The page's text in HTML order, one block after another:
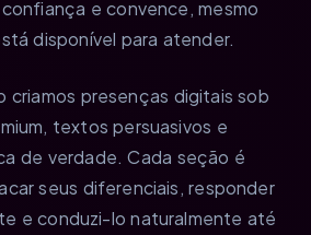
e convence, mesmo
disponível para atender.
criamos presenças digitais sob
textos persuasivos e
de verdade. Cada seção é
seus diferenciais, responder
e conduzi-lo naturalmente até